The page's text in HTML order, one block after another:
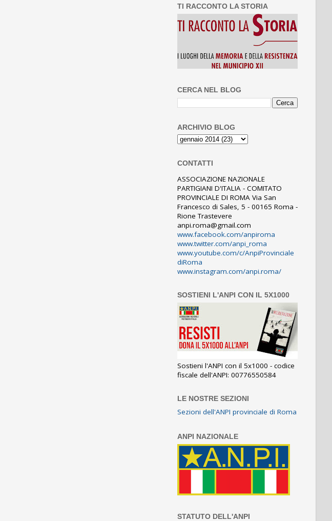
TI RACCONTO LA STORIA
CERCA NEL BLOG
ARCHIVIO BLOG
CONTATTI
ASSOCIAZIONE NAZIONALE
PARTIGIANI D'ITALIA - COMITATO
PROVINCIALE DI ROMA Via San
Francesco di Sales, 5 - 00165 Roma -
Rione Trastevere
anpi.roma@gmail.com
www.facebook.com/anpiroma
www.twitter.com/anpi_roma
www.youtube.com/c/AnpiProvinciale
diRoma
www.instagram.com/anpi.roma/
SOSTIENI L'ANPI CON IL 5X1000
Sostieni l'ANPI con il 5x1000 - codice
fiscale dell'ANPI: 00776550584
LE NOSTRE SEZIONI
Sezioni dell'ANPI provinciale di Roma
ANPI NAZIONALE
STATUTO DELL'ANPI